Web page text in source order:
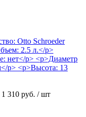
1 310 руб. / шт